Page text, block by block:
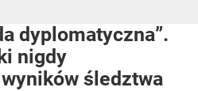
dyplomatyczna”.
nigdy
śledztwa